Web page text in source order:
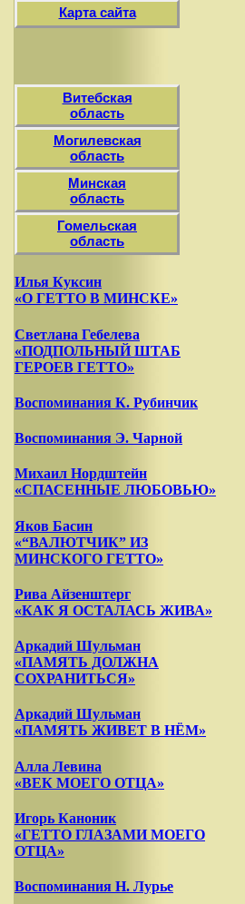
Карта сайта
Витебская
область
Могилевская
область
Минская
область
Гомельская
область
Илья Куксин
«О ГЕТТО В МИНСКЕ»
Светлана Гебелева
«ПОДПОЛЬНЫЙ ШТАБ
ГЕРОЕВ ГЕТТО»
Воспоминания К. Рубинчик
Воспоминания Э. Чарной
Михаил Нордштейн
«СПАСЕННЫЕ ЛЮБОВЬЮ»
Яков Басин
«“ВАЛЮТЧИК” ИЗ
МИНСКОГО ГЕТТО»
Рива Айзенштерг
«КАК Я ОСТАЛАСЬ ЖИВА»
Аркадий Шульман
«ПАМЯТЬ ДОЛЖНА
СОХРАНИТЬСЯ»
Аркадий Шульман
«ПАМЯТЬ ЖИВЕТ В НЁМ»
Алла Левина
«ВЕК МОЕГО ОТЦА»
Игорь Каноник
«ГЕТТО ГЛАЗАМИ МОЕГО
ОТЦА»
Воспоминания Н. Лурье